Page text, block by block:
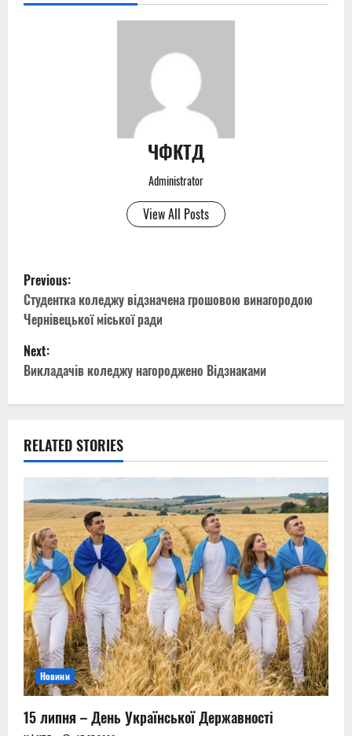
ЧФКТД
Administrator
View All Posts
P
o
s
t
n
a
v
i
g
a
t
i
o
n
Previous:
Студентка коледжу відзначена грошовою винагородою
Чернівецької міської ради
Next:
Викладачів коледжу нагороджено Відзнаками
RELATED STORIES
Новини
15 липня – День Української Державності